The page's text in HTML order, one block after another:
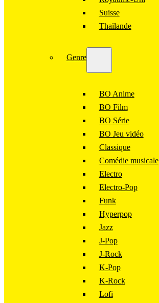
Suisse
Thaïlande
Genre
BO Anime
BO Film
BO Série
BO Jeu vidéo
Classique
Comédie musicale
Electro
Electro-Pop
Funk
Hyperpop
Jazz
J-Pop
J-Rock
K-Pop
K-Rock
Lofi